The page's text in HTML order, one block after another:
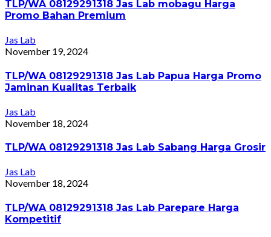
TLP/WA 08129291318 Jas Lab mobagu Harga
Promo Bahan Premium
Jas Lab
November 19, 2024
TLP/WA 08129291318 Jas Lab Papua Harga Promo
Jaminan Kualitas Terbaik
Jas Lab
November 18, 2024
TLP/WA 08129291318 Jas Lab Sabang Harga Grosir
Jas Lab
November 18, 2024
TLP/WA 08129291318 Jas Lab Parepare Harga
Kompetitif